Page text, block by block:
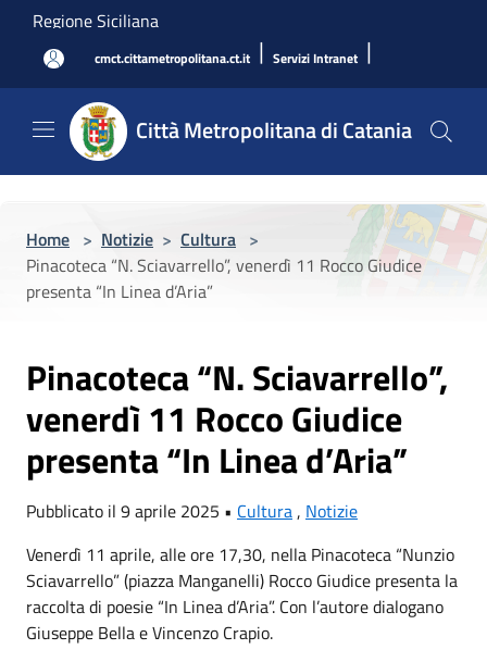
Salta al contenuto principale
Regione Siciliana
cmct.cittametropolitana.ct.it | Servizi Intranet |
Città Metropolitana di Catania
Home > Notizie > Cultura >
Pinacoteca “N. Sciavarrello”, venerdì 11 Rocco Giudice
presenta “In Linea d’Aria”
Pinacoteca “N. Sciavarrello”,
venerdì 11 Rocco Giudice
presenta “In Linea d’Aria”
Pubblicato il 9 aprile 2025 • Cultura, Notizie
Venerdì 11 aprile, alle ore 17,30, nella Pinacoteca “Nunzio
Sciavarrello” (piazza Manganelli) Rocco Giudice presenta la
raccolta di poesie “In Linea d’Aria”. Con l’autore dialogano
Giuseppe Bella e Vincenzo Crapio.